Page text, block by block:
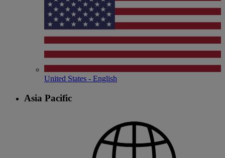
United States - English
Asia Pacific